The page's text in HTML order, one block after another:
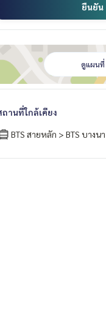
ยืนยัน
ดูแผนที่
ถานที่ใกล้เคียง
BTS สายหลัก > BTS บางนา